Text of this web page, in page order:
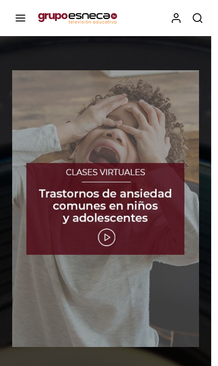
Esneca TV
Iniciar Sesión
Para iniciar sesión debes introducir el
mismo usuario y contraseña que utilizas
para acceder al campus virtual:
https://elcampusonline.com
Dirección de correo electrónico
ENTRAR
Recuérdame